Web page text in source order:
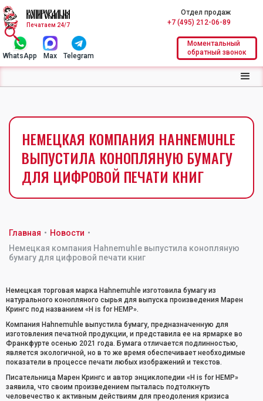
Печатаем 24/7
Отдел продаж
+7 (495) 212-06-89
WhatsApp Max Telegram
Моментальный
обратный звонок
НЕМЕЦКАЯ КОМПАНИЯ HAHNEMUHLE
ВЫПУСТИЛА КОНОПЛЯНУЮ БУМАГУ
ДЛЯ ЦИФРОВОЙ ПЕЧАТИ КНИГ
Главная • Новости •
Немецкая компания Hahnemuhle выпустила конопляную
бумагу для цифровой печати книг
Немецкая торговая марка Hahnemuhle изготовила бумагу из
натурального конопляного сырья для выпуска произведения Марен
Крингс под названием «H is for HEMP».
Компания Hahnemuhle выпустила бумагу, предназначенную для
изготовления печатной продукции, и представила ее на ярмарке во
Франкфурте осенью 2021 года. Бумага отличается подлинностью,
является экологичной, но в то же время обеспечивает необходимые
показатели в процессе печати любых изображений и текстов.
Писательница Марен Крингс и автор энциклопедии «H is for HEMP»
заявила, что своим произведением пыталась подтолкнуть
человечество к активным действиям для преодоления кризиса